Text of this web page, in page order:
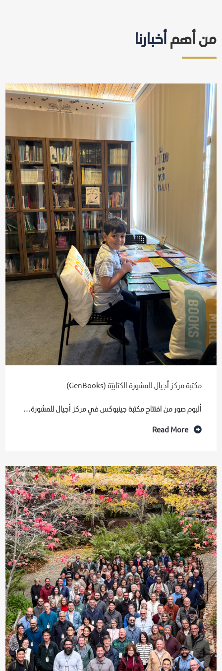
من أهمأخبارنا
مكتبة مركز أجيال للمشورة الكتابيّة ‎(GenBooks)‎
ألبوم صور من افتتاح مكتبة جينبوكس في مركز أجيال للمشورة…
Read More